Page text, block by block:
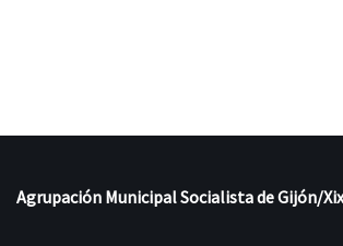
Agrupación Municipal Socialista de Gijón/